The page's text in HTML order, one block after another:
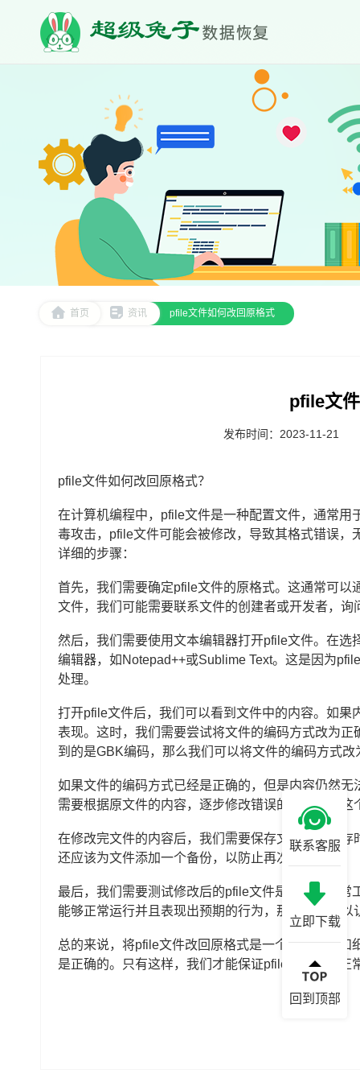
首页 资讯 pfile文件如何改回原格式
pfile文
发布时间：2023-11-21
pfile文件如何改回原格式？
在计算机编程中，pfile文件是一种配置文件，通常
毒攻击，pfile文件可能会被修改，导致其格式错误
详细的步骤：
首先，我们需要确定pfile文件的原格式。这通常可
文件，我们可能需要联系文件的创建者或开发者，询
然后，我们需要使用文本编辑器打开pfile文件。在
编辑器，如Notepad++或Sublime Text。这是因为
处理。
打开pfile文件后，我们可以看到文件中的内容。如
表现。这时，我们需要尝试将文件的编码方式改为
到的是GBK编码，那么我们可以将文件的编码方式改
如果文件的编码方式已经是正确的，但是内容仍然
需要根据原文件的内容，逐步修改错误的部分。在
在修改完文件的内容后，我们需要保存文件。在保
还应该为文件添加一个备份，以防止再次出现错误。
最后，我们需要测试修改后的pfile文件是否能够正
能够正常运行并且表现出预期的行为，那么我们可
总的来说，将pfile文件改回原格式是一个需要耐心
是正确的。只有这样，我们才能保证pfile文件能够正
联系客服
立即下载
回到顶部